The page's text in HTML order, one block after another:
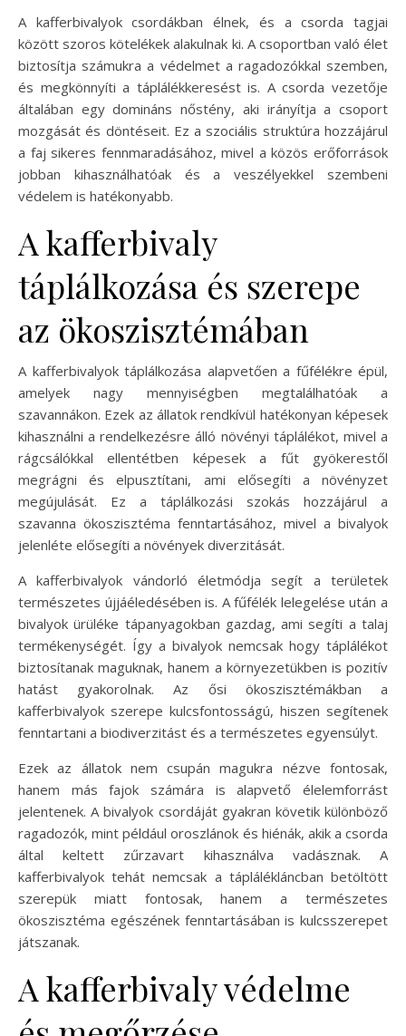
A kafferbivalyok csordákban élnek, és a csorda tagjai
között szoros kötelékek alakulnak ki. A csoportban való élet
biztosítja számukra a védelmet a ragadozókkal szemben,
és megkönnyíti a táplálékkeresést is. A csorda vezetője
általában egy domináns nőstény, aki irányítja a csoport
mozgását és döntéseit. Ez a szociális struktúra hozzájárul
a faj sikeres fennmaradásához, mivel a közös erőforrások
jobban kihasználhatóak és a veszélyekkel szembeni
védelem is hatékonyabb.
A kafferbivaly
táplálkozása és szerepe
az ökoszisztémában
A kafferbivalyok táplálkozása alapvetően a fűfélékre épül,
amelyek nagy mennyiségben megtalálhatóak a
szavannákon. Ezek az állatok rendkívül hatékonyan képesek
kihasználni a rendelkezésre álló növényi táplálékot, mivel a
rágcsálókkal ellentétben képesek a fűt gyökerestől
megrágni és elpusztítani, ami elősegíti a növényzet
megújulását. Ez a táplálkozási szokás hozzájárul a
szavanna ökoszisztéma fenntartásához, mivel a bivalyok
jelenléte elősegíti a növények diverzitását.
A kafferbivalyok vándorló életmódja segít a területek
természetes újjáéledésében is. A fűfélék lelegelése után a
bivalyok ürüléke tápanyagokban gazdag, ami segíti a talaj
termékenységét. Így a bivalyok nemcsak hogy táplálékot
biztosítanak maguknak, hanem a környezetükben is pozitív
hatást gyakorolnak. Az ősi ökoszisztémákban a
kafferbivalyok szerepe kulcsfontosságú, hiszen segítenek
fenntartani a biodiverzitást és a természetes egyensúlyt.
Ezek az állatok nem csupán magukra nézve fontosak,
hanem más fajok számára is alapvető élelemforrást
jelentenek. A bivalyok csordáját gyakran követik különböző
ragadozók, mint például oroszlánok és hiénák, akik a csorda
által keltett zűrzavart kihasználva vadásznak. A
kafferbivalyok tehát nemcsak a táplálékláncban betöltött
szerepük miatt fontosak, hanem a természetes
ökoszisztéma egészének fenntartásában is kulcsszerepet
játszanak.
A kafferbivaly védelme